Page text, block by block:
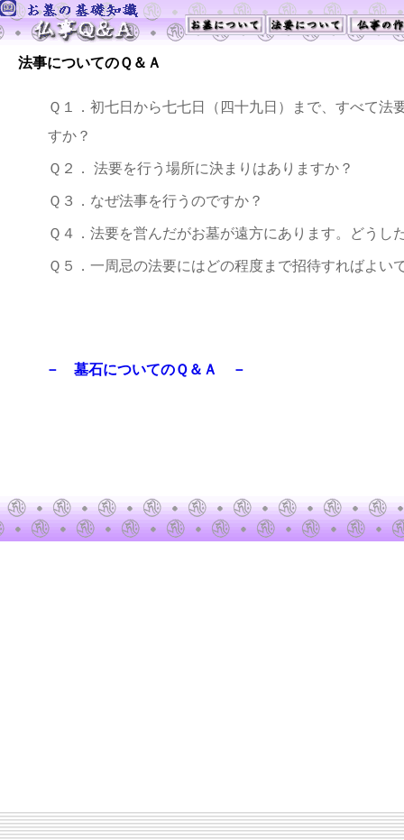
法事についてのＱ＆Ａ
Ｑ１．初七日から七七日（四十九日）まで、すべて法
すか？
Ｑ２． 法要を行う場所に決まりはありますか？
Ｑ３．なぜ法事を行うのですか？
Ｑ４．法要を営んだがお墓が遠方にあります。どうし
Ｑ５．一周忌の法要にはどの程度まで招待すればよい
－ 墓石についてのＱ＆Ａ －